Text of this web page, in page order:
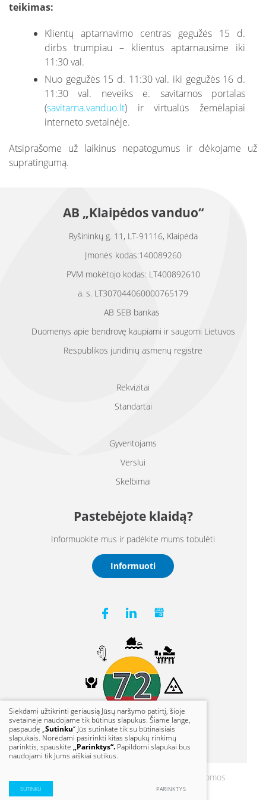
teikimas:
Klientų aptarnavimo centras gegužės 15 d.
dirbs trumpiau – klientus aptarnausime iki
11:30 val.
Nuo gegužės 15 d. 11:30 val. iki gegužės 16 d.
11:30 val. neveiks e. savitarnos portalas
(savitarna.vanduo.lt) ir virtualūs žemėlapiai
interneto svetainėje.
Atsiprašome už laikinus nepatogumus ir dėkojame už
supratingumą.
AB „Klaipėdos vanduo“
Ryšininkų g. 11, LT-91116, Klaipėda
Įmonės kodas:140089260
PVM mokėtojo kodas: LT400892610
a. s. LT307044060000765179
AB SEB bankas
Duomenys apie bendrovę kaupiami ir saugomi Lietuvos
Respublikos juridinių asmenų registre
Rekvizitai
Standartai
Gyventojams
Verslui
Skelbimai
Pastebėjote klaidą?
Informuokite mus ir padėkite mums tobulėti
Informuoti
© 2021 Klaipėdos vanduo. Visos teisės saugomos
Duomenų apsauga
Siekdami užtikrinti geriausią Jūsų naršymo patirtį, šioje
svetainėje naudojame tik būtinus slapukus. Šiame lange,
paspaudę „Sutinku“ Jūs sutinkate tik su būtinaisiais
slapukais. Norėdami pasirinkti kitas slapukų rinkimų
parinktis, spauskite „Parinktys“. Papildomi slapukai bus
naudojami tik Jums aiškiai sutikus.
SUTINKU PARINKTYS